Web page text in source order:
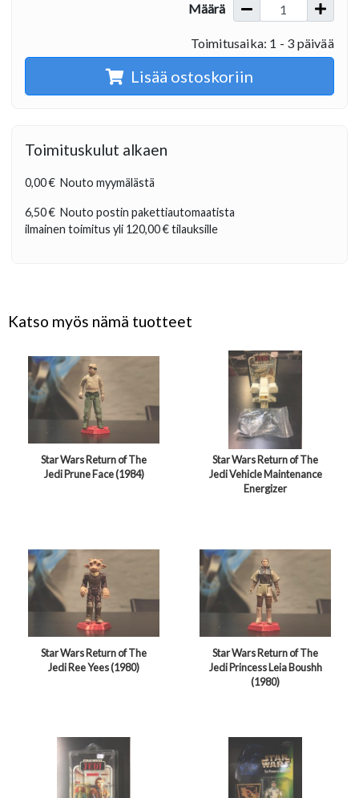
Määrä
Toimitusaika: 1 - 3 päivää
Lisää ostoskoriin
Toimituskulut alkaen
0,00 € Nouto myymälästä
6,50 € Nouto postin pakettiautomaatista
ilmainen toimitus yli 120,00 €tilauksille
Katso myös nämä tuotteet
Star Wars Return of The
Jedi Prune Face (1984)
Star Wars Return of The
Jedi Vehicle Maintenance
Energizer
Star Wars Return of The
Jedi Ree Yees (1980)
Star Wars Return of The
Jedi Princess Leia Boushh
(1980)